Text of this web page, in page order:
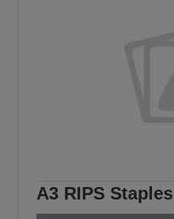
A3 RIPS Staples